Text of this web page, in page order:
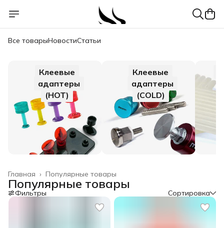
Все товарыНовостиСтатьи
Клеевые
адаптеры
(HOT)
Клеевые
адаптеры
(COLD)
Популярные товары
Главная ›
Популярные товары
Фильтры Сортировка